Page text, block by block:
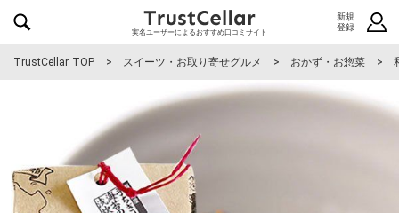
実名ユーザーによるおすすめ口コミサイト
新規
登録
TrustCellar TOP スイーツ・お取り寄せグルメ おかず・お惣菜